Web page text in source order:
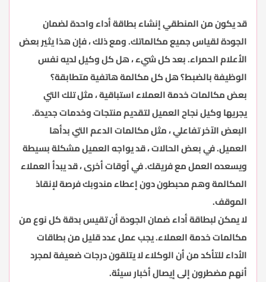
قد يكون من المنطقي إنشاء بطاقة أداء واحدة لضمان
الجودة لقياس جميع مكالماتك. ومع ذلك ، فإن هذا يثير بعض
الأعلام الحمراء. بعد كل شيء ، هل كل وكيل لديه نفس
الوظيفة بالضبط؟ هل كل مكالمة هاتفية متطابقة؟
بعض مكالمات خدمة العملاء استباقية ، مثل تلك التي
يجريها وكيل نجاح العميل لتقديم منتجات وخدمات جديدة.
البعض الآخر تفاعلي ، مثل مكالمات الدعم التي بدأها
العميل. في بعض الحالات ، قد يواجه العميل مشكلة بسيطة
ويسعده العمل مع فريقك. في أوقات أخرى ، قد يبدأ العملاء
المكالمة وهم محبطون دون إعطاء مندوبك فرصة لإنقاذ
الموقف.
لا يمكن لبطاقة أداء ضمان الجودة أن تقيس بدقة كل نوع من
مكالمات خدمة العملاء. يجب عمل عدد قليل من بطاقات
الأداء للتأكد من أن الوكلاء لا يتلقون درجات ضعيفة لمجرد
أنهم مضطرون إلى إيصال أخبار سيئة.